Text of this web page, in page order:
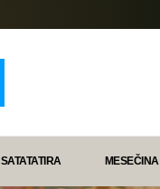
SATATATIRA MESEČINA